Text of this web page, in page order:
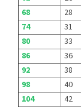
68
28
74
31
80
33
86
36
92
38
98
40
104
42